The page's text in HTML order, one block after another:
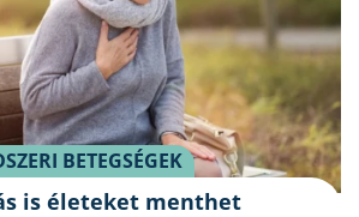
BETEGSÉGEK
is életeket menthet